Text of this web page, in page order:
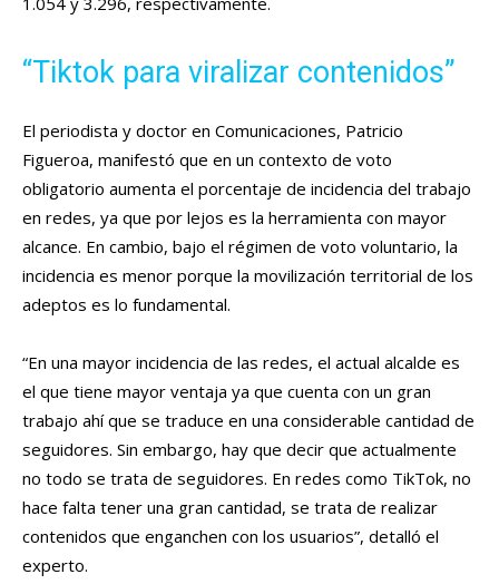
“Tiktok para viralizar contenidos”
El periodista y doctor en Comunicaciones, Patricio
Figueroa, manifestó que en un contexto de voto
obligatorio aumenta el porcentaje de incidencia del trabajo
en redes, ya que por lejos es la herramienta con mayor
alcance. En cambio, bajo el régimen de voto voluntario, la
incidencia es menor porque la movilización territorial de los
adeptos es lo fundamental.
“En una mayor incidencia de las redes, el actual alcalde es
el que tiene mayor ventaja ya que cuenta con un gran
trabajo ahí que se traduce en una considerable cantidad de
seguidores. Sin embargo, hay que decir que actualmente
no todo se trata de seguidores. En redes como TikTok, no
hace falta tener una gran cantidad, se trata de realizar
contenidos que enganchen con los usuarios”, detalló el
experto.